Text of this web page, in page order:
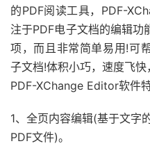
的PDF阅读工具，PDF-
注于PDF电子文档的编辑
项，而且非常简单易用!可
子文档!体积小巧，速度飞快
PDF-XChange Editor软
1、全页内容编辑(基于文字
PDF文件)。